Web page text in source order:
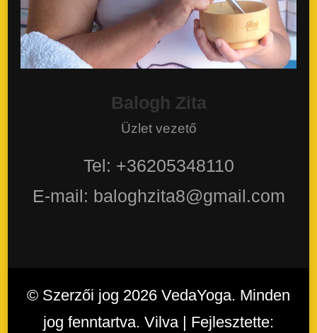
Balogh Zita
Üzlet vezető
Tel: +36205348110
E-mail: baloghzita8@gmail.com
© Szerzői jog 2026 VedaYoga. Minden
jog fenntartva. Vilva | Fejlesztette: